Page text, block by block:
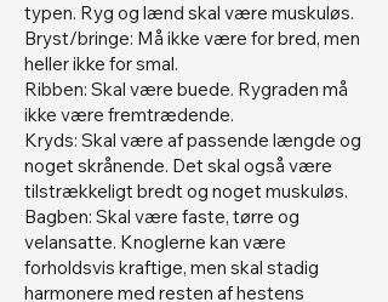
typen. Ryg og lænd skal være muskuløs.
Bryst/bringe: Må ikke være for bred, men
heller ikke for smal.
Ribben: Skal være buede. Rygraden må
ikke være fremtrædende.
Kryds: Skal være af passende længde og
noget skrånende. Det skal også være
tilstrækkeligt bredt og noget muskuløs.
Bagben: Skal være faste, tørre og
velansatte. Knoglerne kan være
forholdsvis kraftige, men skal stadig
harmonere med resten af hestens